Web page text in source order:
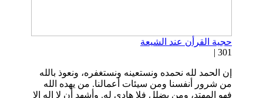
حجية القرأن عند الشيعة
301 |
إن الحمد لله نحمده ونستعينه ونستغفره، ونعوذ بالله
من شرور أنفسنا ومن سيئات أعمالنا. من يهده الله
فهو المهتد، ومن يضلل فلا هادي له. وأشهد أن لا إله إلا